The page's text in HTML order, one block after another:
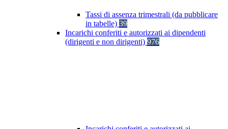
Tassi di assenza trimestrali (da pubblicare
in tabelle) 39
Incarichi conferiti e autorizzati ai dipendenti
(dirigenti e non dirigenti) 976